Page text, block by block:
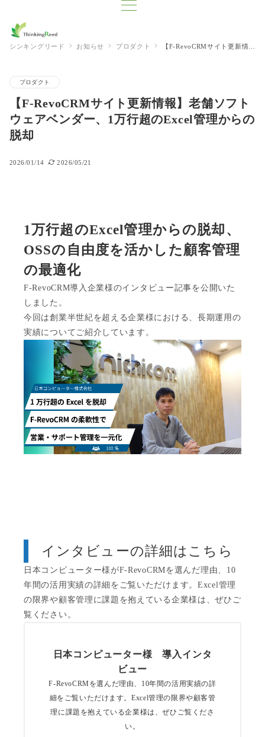
シンキングリード お知らせ プロダクト 【F-RevoCRMサイト更新情報】老舗ソフトウェアベンダー、1万行超のExcel管理からの脱却
プロダクト
【F-RevoCRMサイト更新情報】老舗ソフト
ウェアベンダー、1万行超のExcel管理からの
脱却
2026/01/14 2026/05/21
1万行超のExcel管理からの脱却、
OSSの自由度を活かした顧客管理
の最適化
F-RevoCRM導入企業様のインタビュー記事を公開いた
しました。
今回は創業半世紀を超える企業様における、長期運用の
実績についてご紹介しています。
インタビューの詳細はこちら
日本コンピューター様がF-RevoCRMを選んだ理由、10
年間の活用実績の詳細をご覧いただけます。Excel管理
の限界や顧客管理に課題を抱えている企業様は、ぜひご
覧ください。
日本コンピューター様 導入インタ
ビュー
F-RevoCRMを選んだ理由、10年間の活用実績の詳
細をご覧いただけます。Excel管理の限界や顧客管
理に課題を抱えている企業様は、ぜひご覧くださ
い。